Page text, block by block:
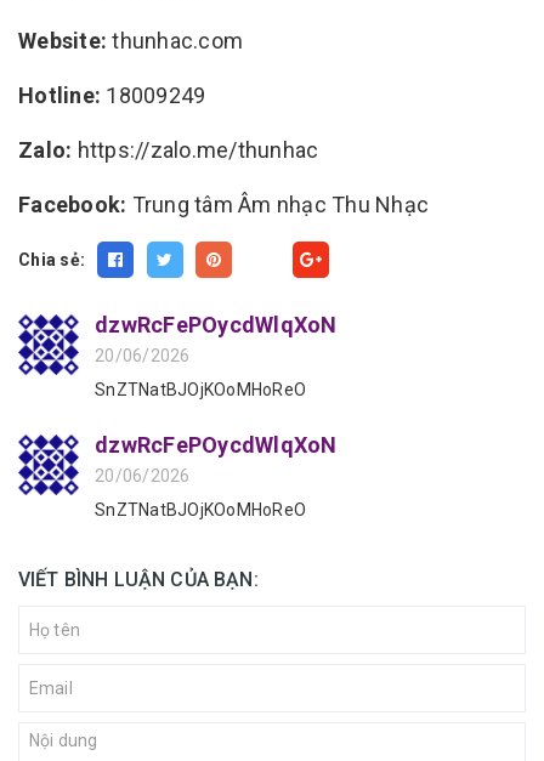
Website: thunhac.com
Hotline: 18009249
Zalo: https://zalo.me/thunhac
Facebook: Trung tâm Âm nhạc Thu Nhạc
Chia sẻ:
dzwRcFePOycdWlqXoN
20/06/2026
SnZTNatBJOjKOoMHoReO
dzwRcFePOycdWlqXoN
20/06/2026
SnZTNatBJOjKOoMHoReO
VIẾT BÌNH LUẬN CỦA BẠN: